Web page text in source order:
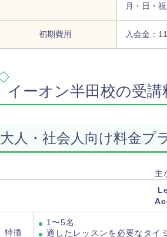
月・日・
初期費用 入会金：
イーオン半田校の受
大人・社会人向け料金プ
主
特徴
1〜5名
適したレッスンを必要なタイ